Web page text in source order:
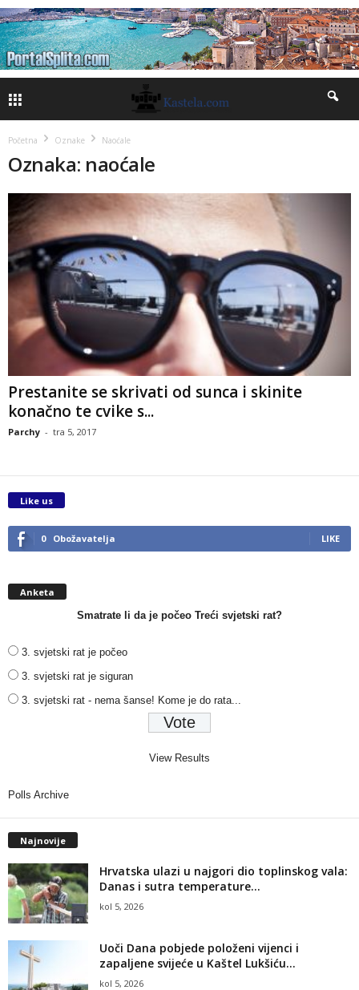
Početna Oznake Naoćale
Oznaka: naoćale
Prestanite se skrivati od sunca i skinite
konačno te cvike s...
Parchy - tra 5, 2017
Like us
0 Obožavatelja LIKE
Anketa
Smatrate li da je počeo Treći svjetski rat?
3. svjetski rat je počeo
3. svjetski rat je siguran
3. svjetski rat - nema šanse! Kome je do rata...
View Results
Polls Archive
Najnovije
Hrvatska ulazi u najgori dio toplinskog vala:
Danas i sutra temperature...
kol 5, 2026
Uoči Dana pobjede položeni vijenci i
zapaljene svijeće u Kaštel Lukšiću...
kol 5, 2026